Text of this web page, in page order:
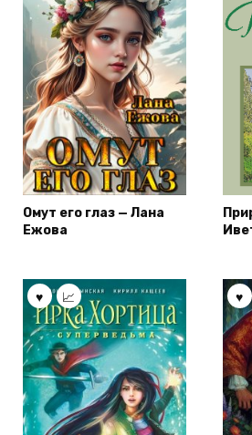
Омут его глаз — Лана
Ежова